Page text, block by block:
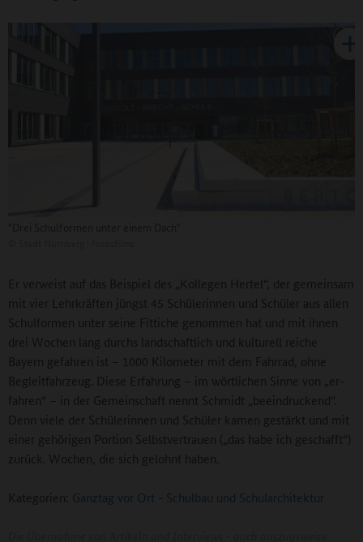
Er verweist auf das Beispiel des „Kollegen Hertel“, der gemeinsam
mit vier Lehrkräften jüngst 45 Schülerinnen und Schüler aus allen
Schulformen unter seine Fittiche genommen hat und mit ihnen
drei Wochen lang durchs landschaftlich und kulturell reiche
Bayern gefahren ist – 1000 Kilometer mit dem Fahrrad, ohne
Begleitfahrzeug. Diese Erfahrung – im wörtlichen Sinne von „er-
fahren“ – in der Gemeinschaft nennt Schmidt „beeindruckend“.
Denn viele der Schülerinnen und Schüler kamen gestärkt und mit
einer gehörigen Portion Selbstvertrauen („das habe ich geschafft“)
zurück. Wochen, die sich gelohnt haben.
Kategorien: Ganztag vor Ort - Schulbau und Schularchitektur